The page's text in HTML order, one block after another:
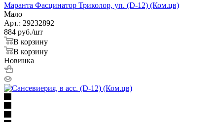
Маранта Фасцинатор Триколор, уп. (D-12) (Ком.цв)
Мало
Арт.: 29232892
884 руб./шт
В корзину
В корзину
Новинка